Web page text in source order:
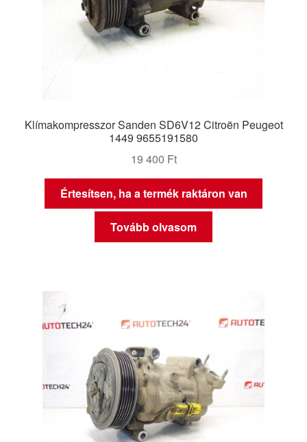
Klímakompresszor Sanden SD6V12 Citroën Peugeot
1449 9655191580
19 400 Ft
Értesítsen, ha a termék raktáron van
Tovább olvasom